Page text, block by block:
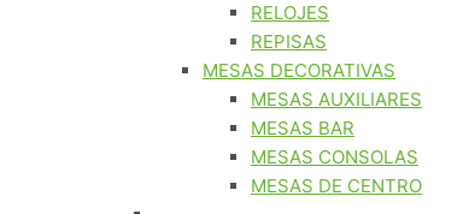
RELOJES
REPISAS
MESAS DECORATIVAS
MESAS AUXILIARES
MESAS BAR
MESAS CONSOLAS
MESAS DE CENTRO